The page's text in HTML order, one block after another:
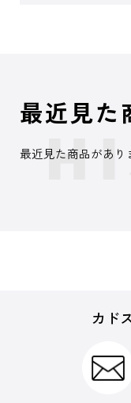
最近見た
最近見た商品があり
カド